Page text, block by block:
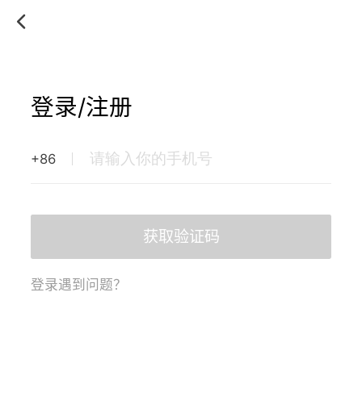
登录/注册
+86
获取验证码
登录遇到问题？